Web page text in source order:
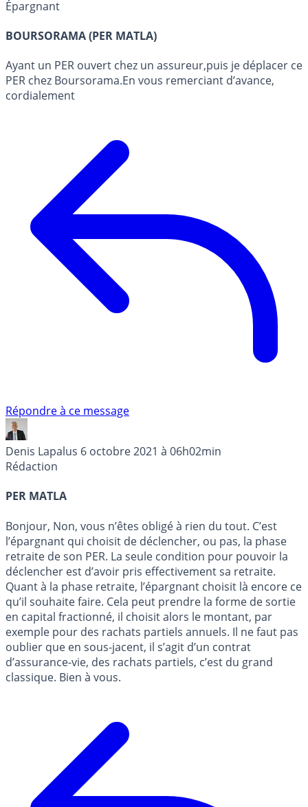
Épargnant
BOURSORAMA (PER MATLA)
Ayant un PER ouvert chez un assureur,puis je déplacer ce
PER chez Boursorama.En vous remerciant d’avance,
cordialement
Répondre à ce message
Denis Lapalus 6 octobre 2021 à 06h02min
Rédaction
PER MATLA
Bonjour, Non, vous n’êtes obligé à rien du tout. C’est
l’épargnant qui choisit de déclencher, ou pas, la phase
retraite de son PER. La seule condition pour pouvoir la
déclencher est d’avoir pris effectivement sa retraite.
Quant à la phase retraite, l’épargnant choisit là encore ce
qu’il souhaite faire. Cela peut prendre la forme de sortie
en capital fractionné, il choisit alors le montant, par
exemple pour des rachats partiels annuels. Il ne faut pas
oublier que en sous-jacent, il s’agit d’un contrat
d’assurance-vie, des rachats partiels, c’est du grand
classique. Bien à vous.